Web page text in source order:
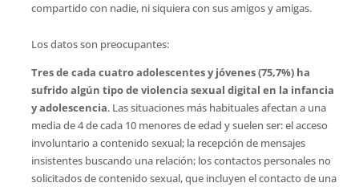
compartido con nadie, ni siquiera con sus amigos y amigas.
Los datos son preocupantes:
Tres de cada cuatro adolescentes y jóvenes (75,7%) ha
sufrido algún tipo de violencia sexual digital en la infancia
y adolescencia. Las situaciones más habituales afectan a una
media de 4 de cada 10 menores de edad y suelen ser: el acceso
involuntario a contenido sexual; la recepción de mensajes
insistentes buscando una relación; los contactos personales no
solicitados de contenido sexual, que incluyen el contacto de una